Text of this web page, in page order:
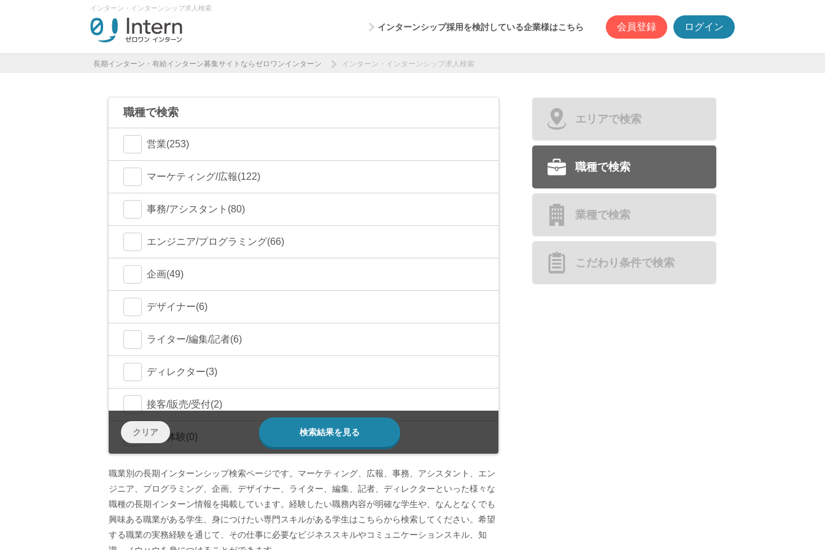
インターン・インターンシップ求人検索
インターンシップ採用を検討している企業様はこちら 会員登録 ログイン
長期インターン・有給インターン募集サイトならゼロワンインターン インターン・インターンシップ求人検索
職種で検索
営業(253)
マーケティング/広報(122)
事務/アシスタント(80)
エンジニア/プログラミング(66)
企画(49)
デザイナー(6)
ライター/編集/記者(6)
ディレクター(3)
接客/販売/受付(2)
作業体験(0)
クリア 検索結果を見る
職業別の長期インターンシップ検索ページです。マーケティング、広報、事務、アシスタント、エン
ジニア、プログラミング、企画、デザイナー、ライター、編集、記者、ディレクターといった様々な
職種の長期インターン情報を掲載しています。経験したい職務内容が明確な学生や、なんとなくでも
興味ある職業がある学生、身につけたい専門スキルがある学生はこちらから検索してください。希望
する職業の実務経験を通じて、その仕事に必要なビジネススキルやコミュニケーションスキル、知
エリアで検索
職種で検索
業種で検索
こだわり条件で検索